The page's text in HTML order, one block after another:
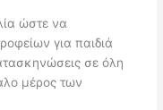
ώστε να
για παιδιά
σε όλη
μέρος των